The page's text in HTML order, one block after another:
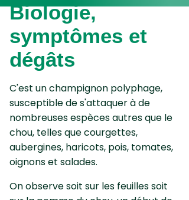
Biologie,
symptômes et
dégâts
C'est un champignon polyphage,
susceptible de s'attaquer à de
nombreuses espèces autres que le
chou, telles que courgettes,
aubergines, haricots, pois, tomates,
oignons et salades.
On observe soit sur les feuilles soit